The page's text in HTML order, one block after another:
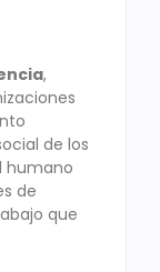
,
de los
humano
de
que